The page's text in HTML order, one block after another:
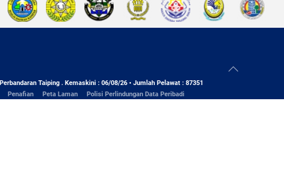
Taiping . Kemaskini : 06/08/26 • Jumlah Pelawat : 87351
Penafian Peta Laman Polisi Perlindungan Data Peribadi